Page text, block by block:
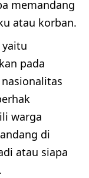
memandang
atau korban.
yaitu
pada
warga
di
atau siapa